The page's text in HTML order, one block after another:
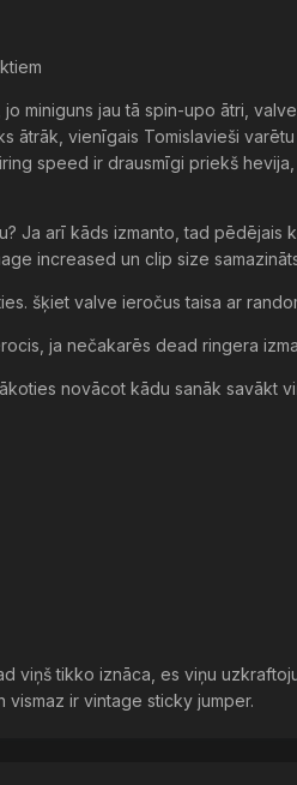
miniguns jau tā spin-upo ātri,
ātrāk, vienīgais Tomislavieši
speed ir drausmīgi priekš
Ja arī kāds izmanto, tad pēdējais
increased un clip size
šķiet valve ieročus taisa ar
ja nečakarēs dead ringera
novācot kādu sanāk savākt
viņš tikko iznāca, es viņu
vismaz ir vintage sticky jumper.